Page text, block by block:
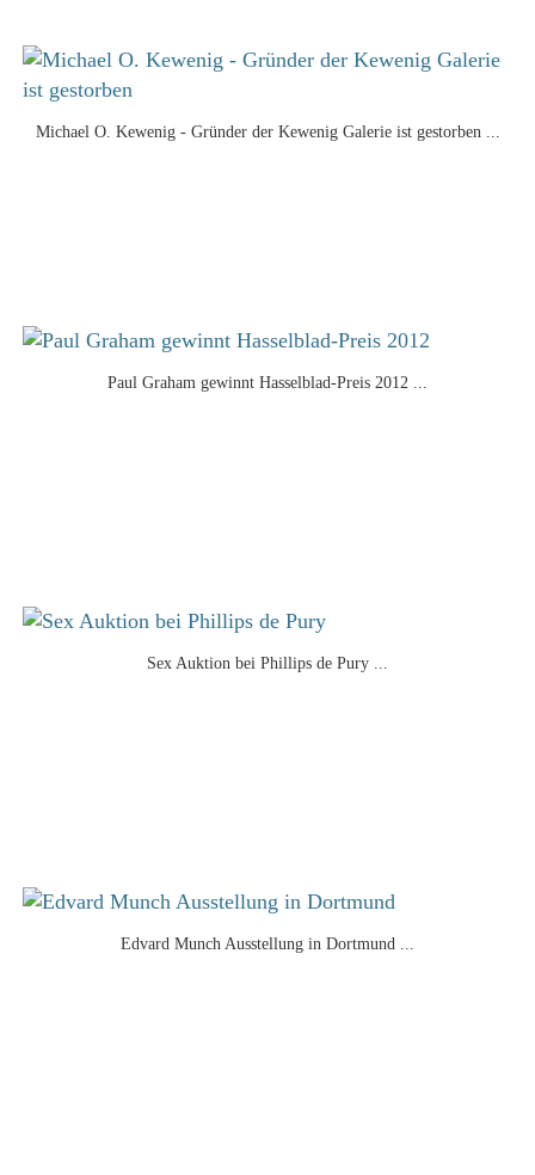
Michael O. Kewenig - Gründer der Kewenig Galerie ist gestorben ...
Paul Graham gewinnt Hasselblad-Preis 2012 ...
Sex Auktion bei Phillips de Pury ...
Edvard Munch Ausstellung in Dortmund ...